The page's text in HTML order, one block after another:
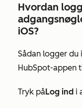
Hvordan
iOS?
Sådan logger du
HubSpot-appen
Tryk påLog ind i